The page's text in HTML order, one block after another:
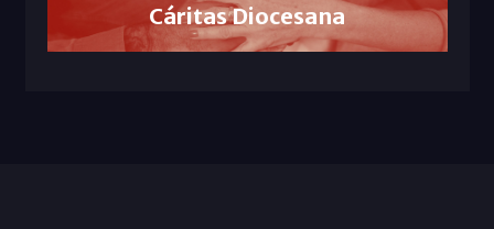
Cáritas Diocesana